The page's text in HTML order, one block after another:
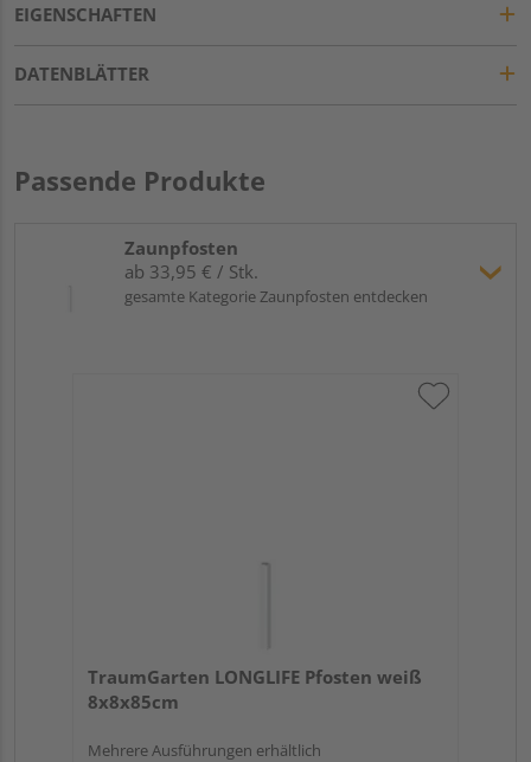
EIGENSCHAFTEN
DATENBLÄTTER
Passende Produkte
Zaunpfosten
ab 33,95 € / Stk.
gesamte Kategorie Zaunpfosten entdecken
TraumGarten LONGLIFE Pfosten weiß
8x8x85cm
Mehrere Ausführungen erhältlich